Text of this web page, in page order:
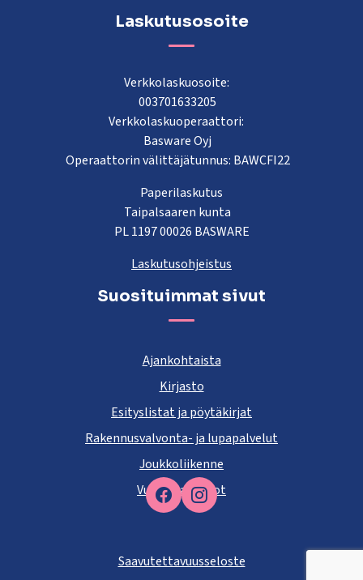
Facebook
Laskutusosoite
Verkkolaskuosoite:
003701633205
Verkkolaskuoperaattori:
Basware Oyj
Operaattorin välittäjätunnus: BAWCFI22
Paperilaskutus
Taipalsaaren kunta
PL 1197 00026 BASWARE
Laskutusohjeistus
Suosituimmat sivut
Ajankohtaista
Kirjasto
Esityslistat ja pöytäkirjat
Rakennusvalvonta- ja lupapalvelut
Joukkoliikenne
Vuokra-asunnot
Saavutettavuusseloste